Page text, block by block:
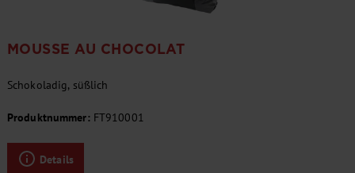
MOUSSE AU CHOCOLAT
Schokoladig, süßlich
Produktnummer: FT910001
Details